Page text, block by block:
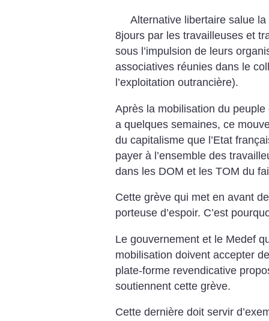
Alternative libertaire salue
8jours par les travailleuses et
sous l’impulsion de leurs
associatives réunies dans le
l’exploitation outrancière).
Après la mobilisation du
a quelques semaines, ce
du capitalisme que l’Etat
payer à l’ensemble des
dans les DOM et les TOM du
Cette grève qui met en avant
porteuse d’espoir. C’est
Le gouvernement et le Medef
mobilisation doivent accepter
plate-forme revendicative
soutiennent cette grève.
Cette dernière doit servir